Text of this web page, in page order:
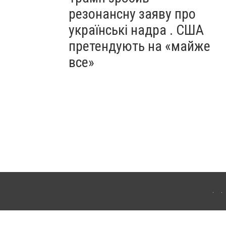
резонансну заяву про
українські надра . США
претендують на «майже
все»